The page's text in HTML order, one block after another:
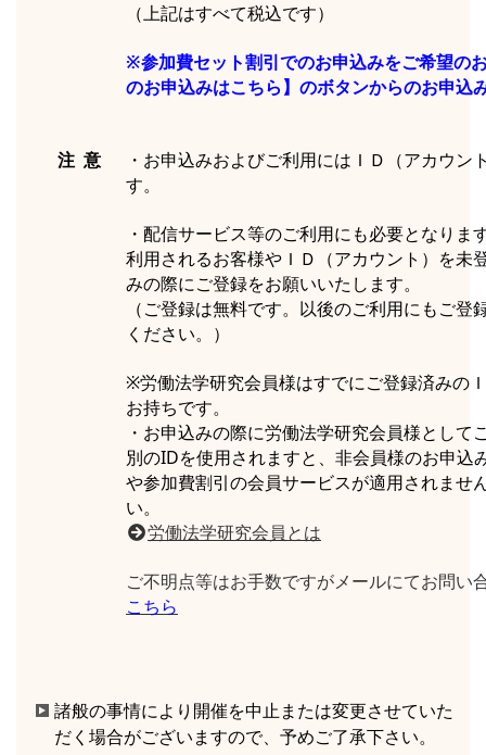
（上記はすべて税込です）
※参加費セット割引でのお申込みをご希望の
のお申込みはこちら】のボタンからのお申込
注 意
・お申込みおよびご利用にはＩＤ（アカウン
す。
・配信サービス等のご利用にも必要となりま
利用されるお客様やＩＤ（アカウント）を未
みの際にご登録をお願いいたします。
（ご登録は無料です。以後のご利用にもご登
ください。）
※労働法学研究会員様はすでにご登録済みの
お持ちです。
・お申込みの際に労働法学研究会員様として
別のIDを使用されますと、非会員様のお申込
や参加費割引の会員サービスが適用されませ
い。
労働法学研究会員とは
ご不明点等はお手数ですがメールにてお問い
こちら
諸般の事情により開催を中止または変更させていた
だく場合がございますので、予めご了承下さい。